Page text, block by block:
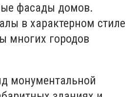
фасады домов.
в характерном стиле
многих городов
монументальной